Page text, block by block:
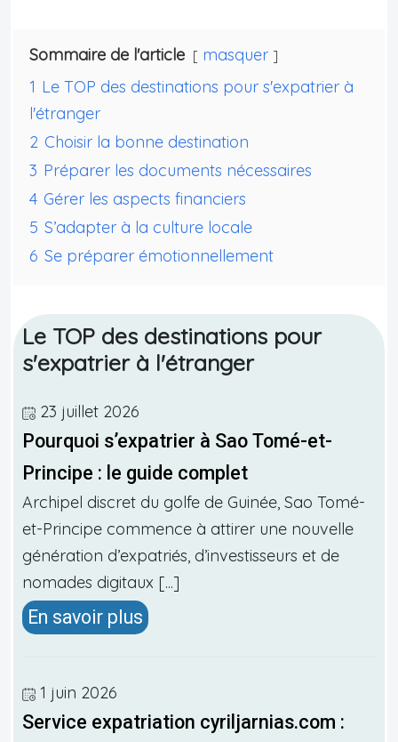
Sommaire de l'article
masquer
1 Le TOP des destinations pour s'expatrier à
l'étranger
2 Choisir la bonne destination
3 Préparer les documents nécessaires
4 Gérer les aspects financiers
5 S’adapter à la culture locale
6 Se préparer émotionnellement
Le TOP des destinations pour
s'expatrier à l'étranger
23 juillet 2026
Pourquoi s’expatrier à Sao Tomé-et-
Principe : le guide complet
Archipel discret du golfe de Guinée, Sao Tomé-
et-Principe commence à attirer une nouvelle
génération d’expatriés, d’investisseurs et de
nomades digitaux [...]
En savoir plus
1 juin 2026
Service expatriation cyriljarnias.com :